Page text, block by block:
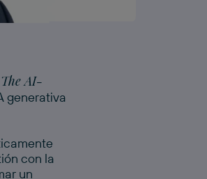
The AI-
generativa
con la
un
se
ensayo que